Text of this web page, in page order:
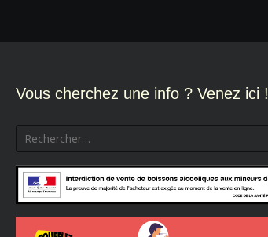
de
l’article
Vous cherchez une info ? Venez ici !
Rechercher :